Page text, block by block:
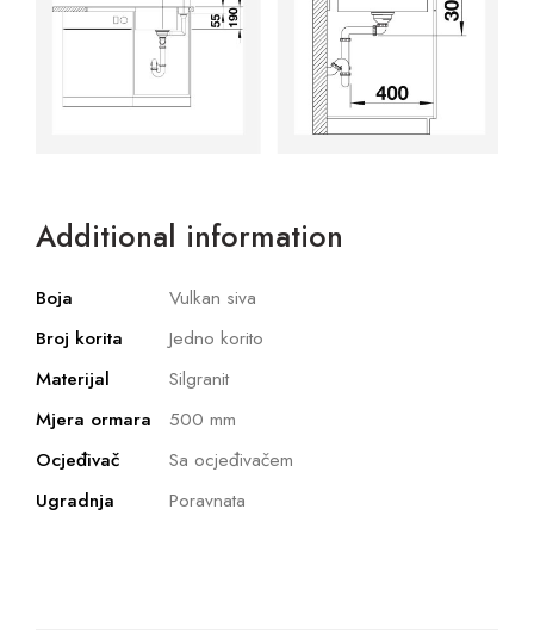
Additional information
Boja
Vulkan siva
Broj korita
Jedno korito
Materijal
Silgranit
Mjera ormara
500 mm
Ocjeđivač
Sa ocjeđivačem
Ugradnja
Poravnata